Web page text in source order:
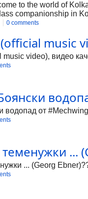
to the world of
companionship in
0 comments
music
video), видео
от
...
... (Georg